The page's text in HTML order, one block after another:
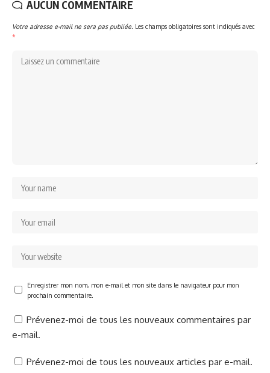
AUCUN COMMENTAIRE
Votre adresse e-mail ne sera pas publiée. Les champs obligatoires sont indiqués avec
*
Enregistrer mon nom, mon e-mail et mon site dans le navigateur pour mon
prochain commentaire.
Prévenez-moi de tous les nouveaux commentaires par
e-mail.
Prévenez-moi de tous les nouveaux articles par e-mail.